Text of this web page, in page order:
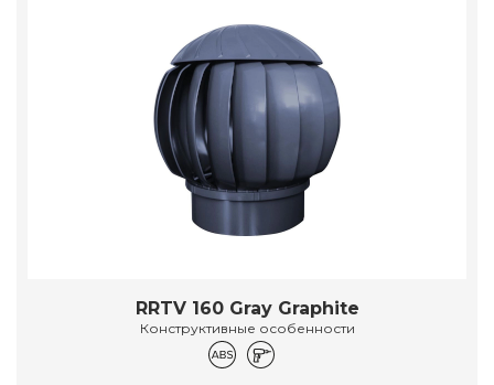
RRTV 160 Gray Graphite
Конструктивные особенности